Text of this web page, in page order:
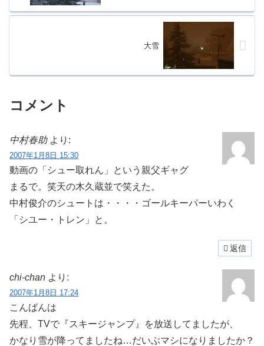
大雪
コメント
中村春助 より:
2007年1月8日 15:30
動画の「シュー取れん」という親父ギャグ
まるで。笑天の木久蔵並で笑えた。
中村俊介のシュートは・・・・ゴールキーパーいわく
「シユー・トレン」と。
返信
chi-chan より:
2007年1月8日 17:24
こんばんは
先程、TVで『スキージャンプ』を放送してましたが、
かなり雪が降ってましたね…だいぶマシになりましたか？